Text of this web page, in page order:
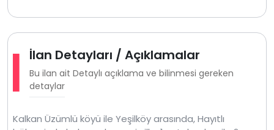
İlan Detayları / Açıklamalar
Bu ilan ait Detaylı açıklama ve bilinmesi gereken
detaylar
Kalkan Üzümlü köyü ile Yeşilköy arasında, Hayıtlı